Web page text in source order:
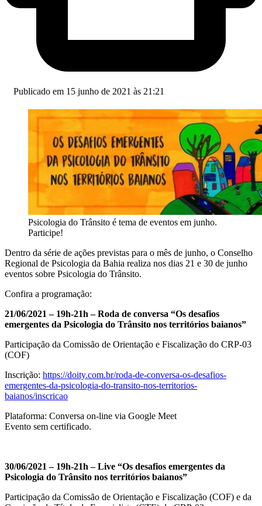
Publicado em 15 junho de 2021 às 21:21
Psicologia do Trânsito é tema de eventos em junho.
Participe!
Dentro da série de ações previstas para o mês de junho, o Conselho
Regional de Psicologia da Bahia realiza nos dias 21 e 30 de junho
eventos sobre Psicologia do Trânsito.
Confira a programação:
21/06/2021 – 19h-21h – Roda de conversa “Os desafios
emergentes da Psicologia do Trânsito nos territórios baianos”
Participação da Comissão de Orientação e Fiscalização do CRP-03
(COF)
Inscrição: https://doity.com.br/roda-de-conversa-os-desafios-
emergentes-da-psicologia-do-transito-nos-territorios-
baianos/inscricao
Plataforma: Conversa on-line via Google Meet
Evento sem certificado.
30/06/2021 – 19h-21h – Live “Os desafios emergentes da
Psicologia do Trânsito nos territórios baianos”
Participação da Comissão de Orientação e Fiscalização (COF) e da